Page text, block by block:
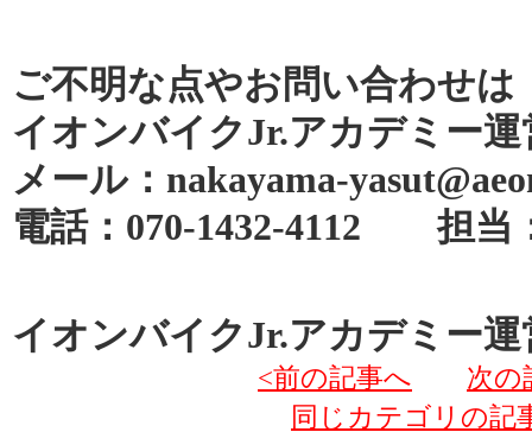
ご不明な点やお問い合わせは
イオンバイクJr.アカデミー運
メール：nakayama-
電話：070-1432-4112 担
イオンバイクJr.アカデミー運
<前の記事へ
次の
同じカテゴリの記